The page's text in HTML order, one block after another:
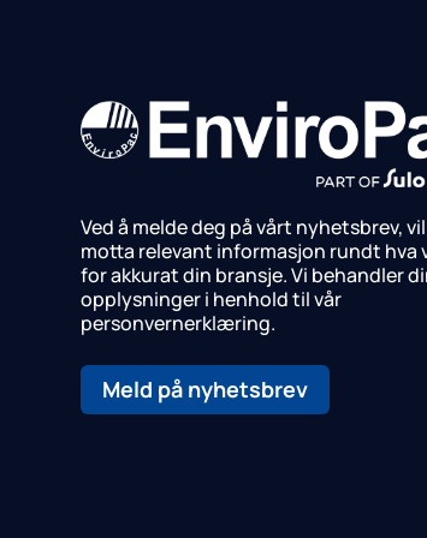
Ved å melde deg på vårt nyhetsbrev,
motta relevant informasjon rundt hva
for akkurat din bransje.Vi behandler
opplysninger i henhold til vår
personvernerklæring.
Meld på nyhetsbrev